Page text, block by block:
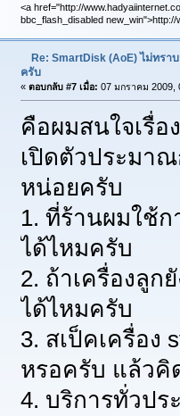
<a href="http://
bbc_flash_disabled
Re: SmartDisk (AoE) ไม่ทร
ครับ
« ตอบกลับ #7 เมื่อ: 07 มกราคม 2009,
คือผมสนใจเรื่อ
เปิดตัวประมา
หน่อยครับ
1. ที่ร้านผมใช้
ได้ไหมครับ
2. ถ้าเครื่องลูก
ได้ไหมครับ
3. สเป็คเครื่อง
หรอครับ แล้วคิ
4. บริการทั่วปร